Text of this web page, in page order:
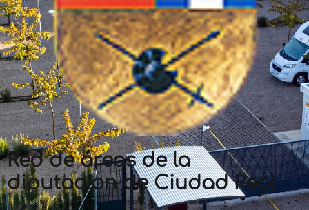
Red de áreas de la
diputacion de Ciudad Real